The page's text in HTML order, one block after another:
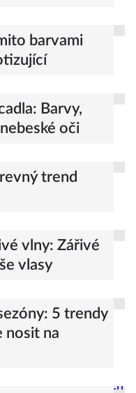
barvami
Barvy,
oči
trend
vlny: Zářivé
vlasy
5 trendy
nosit na